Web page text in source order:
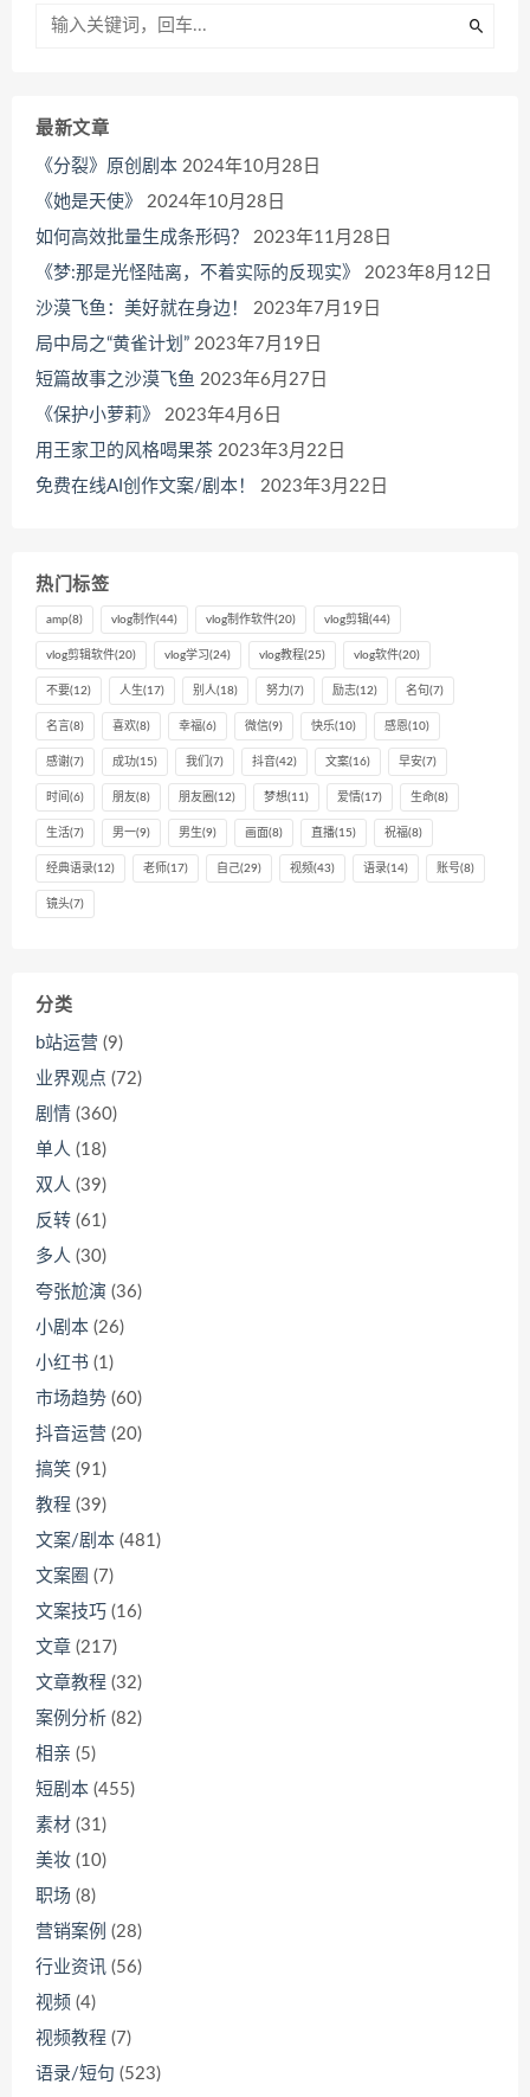
最新文章
《分裂》原创剧本 2024年10月28日
《她是天使》
2024年10月28日
如何高效批量生成条形码？
2023年11月28日
《梦:那是光怪陆离，不着实际的反现实》
2023年8月12日
沙漠飞鱼：美好就在身边！
2023年7月19日
局中局之“黄雀计划” 2023年7月19日
短篇故事之沙漠飞鱼 2023年6月27日
《保护小萝莉》
2023年4月6日
用王家卫的风格喝果茶 2023年3月22日
免费在线AI创作文案/剧本！
2023年3月22日
热门标签
amp(8) vlog制作(44) vlog制作软件(20) vlog剪辑(44)
vlog剪辑软件(20) vlog学习(24) vlog教程(25) vlog软件(20)
不要(12) 人生(17) 别人(18) 努力(7) 励志(12) 名句(7)
名言 (8) 喜欢(8) 幸福(6) 微信(9) 快乐(10) 感恩(10)
感谢(7) 成功(15) 我们 (7) 抖音(42) 文案(16) 早安(7)
时间 (6) 朋友(8) 朋友圈 (12) 梦想(11) 爱情(17) 生命(8)
生活(7) 男一(9) 男生(9) 画面(8) 直播(15) 祝福(8)
经典语录(12) 老师(17) 自己(29) 视频(43) 语录(14) 账号(8)
镜头(7)
分类
b站运营 (9)
业界观点 (72)
剧情 (360)
单人 (18)
双人 (39)
反转 (61)
多人 (30)
夸张尬演 (36)
小剧本 (26)
小红书 (1)
市场趋势 (60)
抖音运营 (20)
搞笑 (91)
教程 (39)
文案/剧本 (481)
文案圈 (7)
文案技巧 (16)
文章 (217)
文章教程 (32)
案例分析 (82)
相亲 (5)
短剧本 (455)
素材 (31)
美妆 (10)
职场 (8)
营销案例 (28)
行业资讯 (56)
视频 (4)
视频教程 (7)
语录/短句 (523)